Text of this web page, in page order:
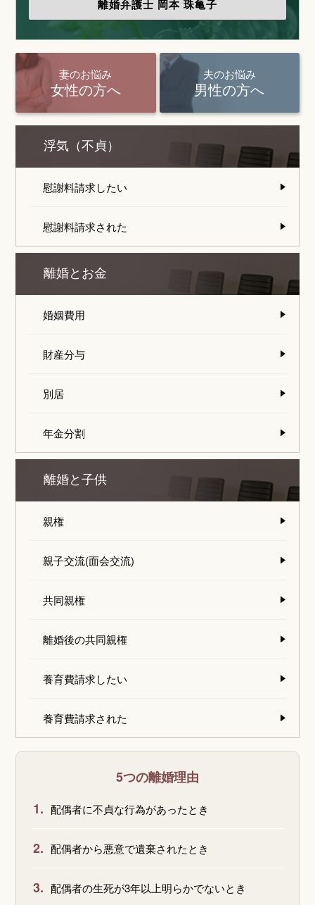
離婚弁護士 岡本 珠亀子
妻のお悩み
女性の方へ
夫のお悩み
男性の方へ
浮気（不貞）
慰謝料請求したい
慰謝料請求された
離婚とお金
婚姻費用
財産分与
別居
年金分割
離婚と子供
親権
親子交流(面会交流)
共同親権
離婚後の共同親権
養育費請求したい
養育費請求された
5つの離婚理由
1. 配偶者に不貞な行為があったとき
2. 配偶者から悪意で遺棄されたとき
3. 配偶者の生死が3年以上明らかでないとき